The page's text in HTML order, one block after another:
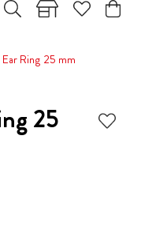
Ring 25 mm
25